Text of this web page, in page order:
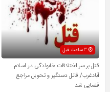
3 ساعت قبل
قتل بر سر اختلافات خانوادگی در اسلام
آبادغرب/ قاتل دستگیر و تحویل مراجع
قضایی شد